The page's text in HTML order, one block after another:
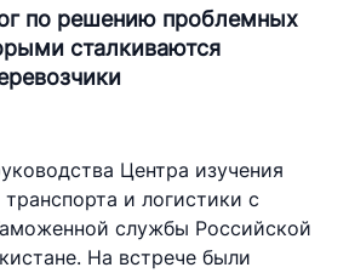
Номер телефона
99-98
Номер телефона
ООО
"Узавтовокзал
Комитет по
по решению проблемных
сталкиваются
Центра изучения
и логистики с
службы Российской
На встрече были